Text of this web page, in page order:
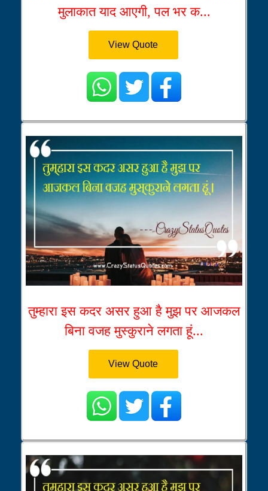
मुलाकात याद आएगी, पल भर क...
View Quote
तुम्हारा इस कदर असर हुआ है मुझ पर आजकल
बिना वजह मुस्कुराने लगता हूं...
View Quote